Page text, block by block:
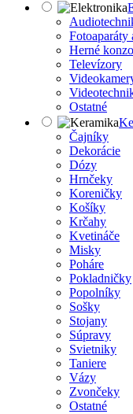
Fotoaparáty
Herné
Televízory
Ostatné
Čajníky
Dekorácie
Dózy
Hrnčeky
Koreničky
Košíky
Krčahy
Kvetináče
Misky
Poháre
Pokladničky
Popolníky
Sošky
Stojany
Súpravy
Svietniky
Taniere
Vázy
Zvončeky
Ostatné